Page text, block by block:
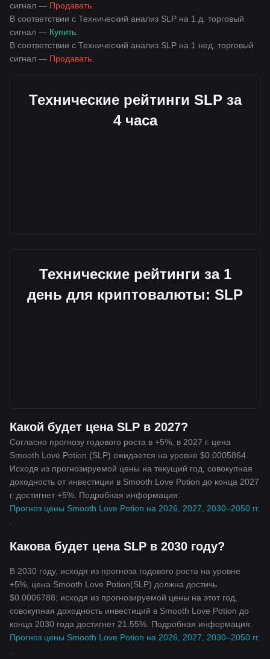
сигнал — Продавать
В соответствии с Технический анализ SLP на 1 д. торговый
сигнал — Купить
В соответствии с Технический анализ SLP на 1 нед. торговый
сигнал — Продавать
Технические рейтинги SLP за
4 часа
Технические рейтинги за 1
день для криптовалюты: SLP
Какой будет цена SLP в 2027?
Согласно прогнозу годового роста в +5%, в 2027 г. цена
Smooth Love Potion (SLP) ожидается на уровне $0.0005864.
Исходя из прогнозируемой цены на текущий год, совокупная
доходность от инвестиции в Smooth Love Potion до конца 2027
г. достигнет +5%. Подробная информация:
Прогноз цены Smooth Love Potion на 2026, 2027, 2030–2050 гг.
Какова будет цена SLP в 2030 году?
В 2030 году, исходя из прогноза годового роста на уровне
+5%, цена Smooth Love Potion(SLP) должна достичь
$0.0006788; исходя из прогнозируемой цены на этот год,
совокупная доходность инвестиций в Smooth Love Potion до
конца 2030 года достигнет 21.55%. Подробная информация:
Прогноз цены Smooth Love Potion на 2026, 2027, 2030–2050 гг.